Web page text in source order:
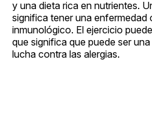
y una dieta rica en nutrientes.
significa tener una enfermedad
inmunológico. El ejercicio
que significa que puede ser
lucha contra las alergias.